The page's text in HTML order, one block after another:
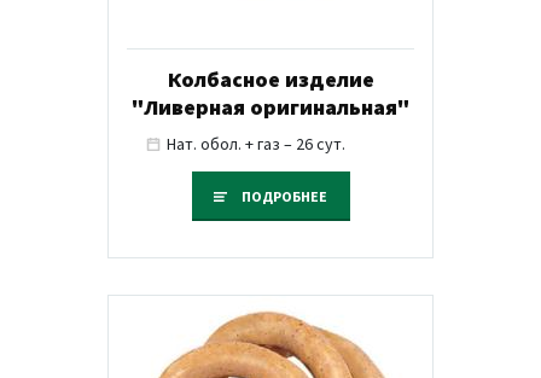
Колбасное изделие
"Ливерная оригинальная"
Нат. обол. + газ – 26 сут.
ПОДРОБНЕЕ